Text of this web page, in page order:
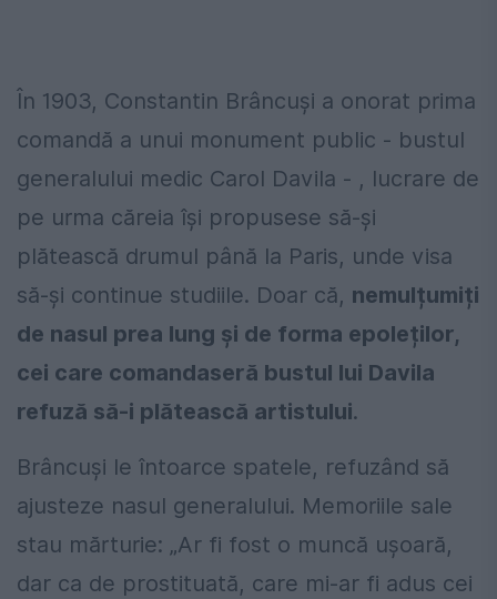
În 1903, Constantin Brâncuși a onorat prima
comandă a unui monument public - bustul
generalului medic Carol Davila - , lucrare de
pe urma căreia își propusese să-și
plătească drumul până la Paris, unde visa
să-și continue studiile. Doar că, nemulțumiți
de nasul prea lung și de forma epoleților,
cei care comandaseră bustul lui Davila
refuză să-i plătească artistului.
Brâncuși le întoarce spatele, refuzând să
ajusteze nasul generalului. Memoriile sale
stau mărturie: „Ar fi fost o muncă uşoară,
dar ca de prostituată, care mi-ar fi adus cei